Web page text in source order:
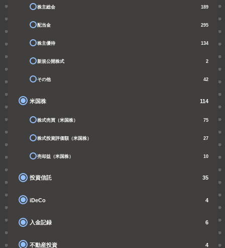
株主総会 189
配当金 295
株主優待 134
新規公開株式 2
その他 42
米国株 114
株式売買（米国株） 75
株式投資評価額（米国株） 27
売却益（米国株） 10
投資信託 35
iDeCo 4
入金記録 6
不動産投資 4